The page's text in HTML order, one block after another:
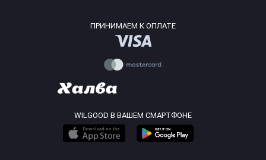
ПРИНИМАЕМ К ОПЛАТЕ
WILGOOD В ВАШЕМ СМАРТФОНЕ